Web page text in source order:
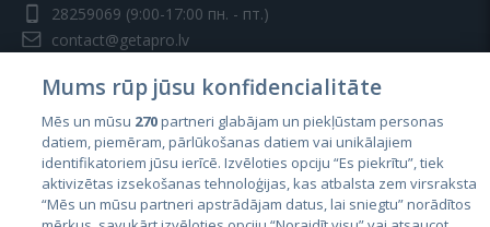
28259069 (9:00-17:00 пн. - пт.)
contact@getapro.lv
Страны
Эстония
Mums rūp jūsu konfidencialitāte
Mēs un mūsu 270partneri glabājam un piekļūstam personas
datiem, piemēram, pārlūkošanas datiem vai unikālajiem
identifikatoriem jūsu ierīcē. Izvēloties opciju “Es piekrītu”, tiek
aktivizētas izsekošanas tehnoloģijas, kas atbalsta zem virsraksta
“Mēs un mūsu partneri apstrādājam datus, lai sniegtu” norādītos